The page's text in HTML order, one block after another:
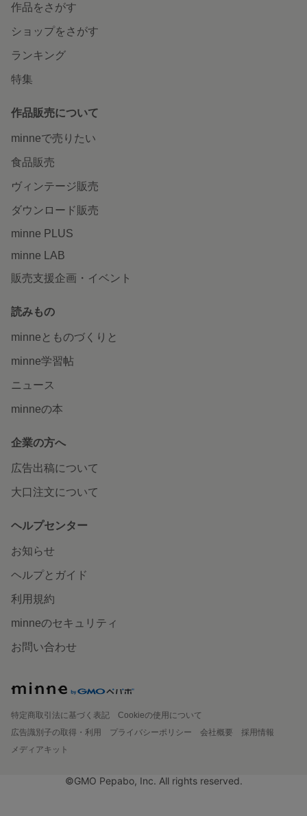
作品をさがす
ショップをさがす
ランキング
特集
作品販売について
minneで売りたい
食品販売
ヴィンテージ販売
ダウンロード販売
minne PLUS
minne LAB
販売支援企画・イベント
読みもの
minneとものづくりと
minne学習帖
ニュース
minneの本
企業の方へ
広告出稿について
大口注文について
ヘルプセンター
お知らせ
ヘルプとガイド
利用規約
minneのセキュリティ
お問い合わせ
特定商取引法に基づく表記
Cookieの使用について
広告識別子の取得・利用
プライバシーポリシー 会社概要
採用情報
メディアキット
©GMO Pepabo, Inc. All rights reserved.